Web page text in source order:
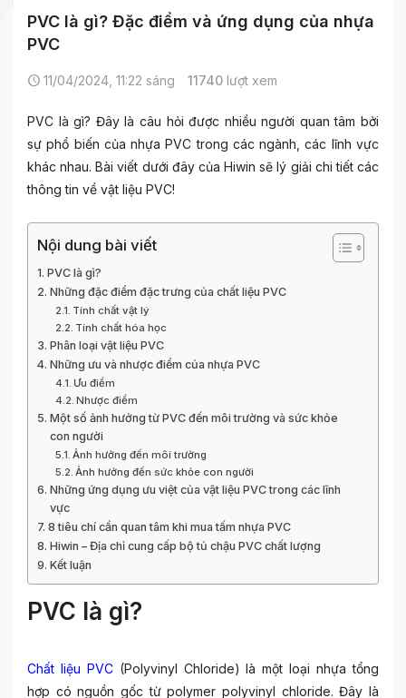
PVC là gì? Đặc điểm và ứng dụng của nhựa
PVC
11/04/2024, 11:22 sáng 11740 lượt xem
PVC là gì? Đây là câu hỏi được nhiều người quan tâm bởi
sự phổ biến của nhựa PVC trong các ngành, các lĩnh vực
khác nhau. Bài viết dưới đây của Hiwin sẽ lý giải chi tiết các
thông tin về vật liệu PVC!
Nội dung bài viết
PVC là gì?
Những đặc điểm đặc trưng của chất liệu PVC
Tính chất vật lý
Tính chất hóa học
Phân loại vật liệu PVC
Những ưu và nhược điểm của nhựa PVC
Ưu điểm
Nhược điểm
Một số ảnh hưởng từ PVC đến môi trường và sức khỏe
con người
Ảnh hưởng đến môi trường
Ảnh hưởng đến sức khỏe con người
Những ứng dụng ưu việt của vật liệu PVC trong các lĩnh
vực
8 tiêu chí cần quan tâm khi mua tấm nhựa PVC
Hiwin – Địa chỉ cung cấp bộ tủ chậu PVC chất lượng
Kết luận
PVC là gì?
Chất liệu PVC (Polyvinyl Chloride) là một loại nhựa tổng
hợp có nguồn gốc từ polymer polyvinyl chloride. Đây là